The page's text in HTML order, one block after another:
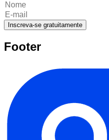
Inscreva-se gratuitamente
Footer